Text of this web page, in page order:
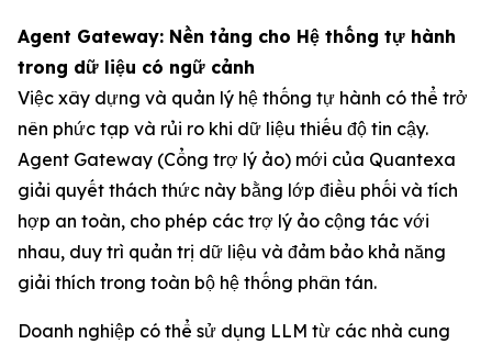
Agent Gateway: Nền tảng cho Hệ thống tự hành
trong dữ liệu có ngữ cảnh
Việc xây dựng và quản lý hệ thống tự hành có thể trở
nên phức tạp và rủi ro khi dữ liệu thiếu độ tin cậy.
Agent Gateway (Cổng trợ lý ảo) mới của Quantexa
giải quyết thách thức này bằng lớp điều phối và tích
hợp an toàn, cho phép các trợ lý ảo cộng tác với
nhau, duy trì quản trị dữ liệu và đảm bảo khả năng
giải thích trong toàn bộ hệ thống phân tán.
Doanh nghiệp có thể sử dụng LLM từ các nhà cung